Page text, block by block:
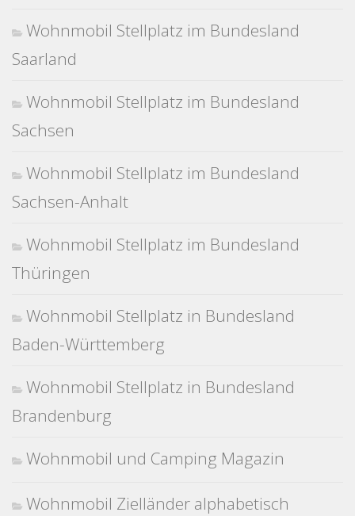
Wohnmobil Stellplatz im Bundesland
Saarland
Wohnmobil Stellplatz im Bundesland
Sachsen
Wohnmobil Stellplatz im Bundesland
Sachsen-Anhalt
Wohnmobil Stellplatz im Bundesland
Thüringen
Wohnmobil Stellplatz in Bundesland
Baden-Württemberg
Wohnmobil Stellplatz in Bundesland
Brandenburg
Wohnmobil und Camping Magazin
Wohnmobil Zielländer alphabetisch